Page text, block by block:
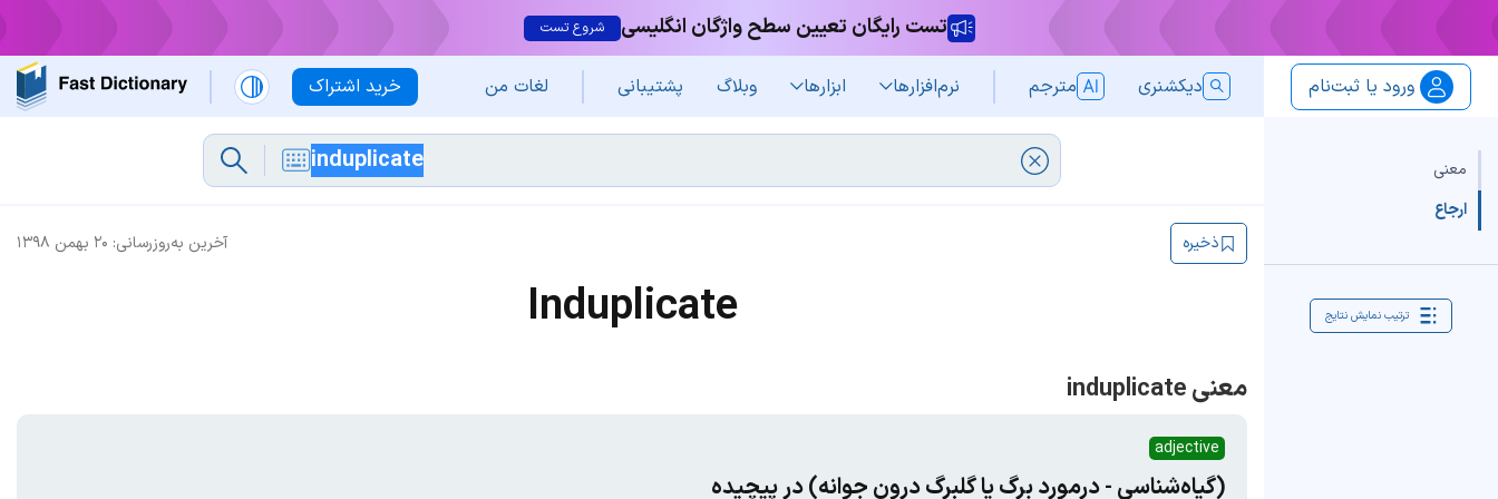
تست رایگان تعیین سطح واژگان انگلیسی شروع تست
خرید اشتراک ورود یا ثبت‌نام دیکشنری مترجم نرم‌افزار‌ها ابزارها وبلاگ پشتیبانی لغات من
معنی
ارجاع
ترتیب نمایش نتایج
آخرین به‌روزرسانی: ۲۰ بهمن ۱۳۹۸ ذخیره
Induplicate
معنی induplicate
adjective
(گیاه‌شناسی - درمورد برگ یا گلبرگ درون جوانه) در پیچیده